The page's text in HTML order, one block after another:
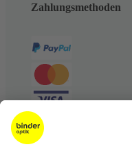
Zahlungsmethoden